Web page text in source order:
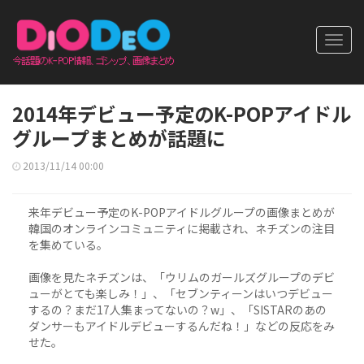
2014年デビュー予定のK-POPアイドル
グループまとめが話題に
2013/11/14 00:00
来年デビュー予定のK-POPアイドルグループの画像まとめが
韓国のオンラインコミュニティに掲載され、ネチズンの注目
を集めている。
画像を見たネチズンは、「ウリムのガールズグループのデビ
ューがとても楽しみ！」、「セブンティーンはいつデビュー
するの？まだ17人集まってないの？w」、「SISTARのあの
ダンサーもアイドルデビューするんだね！」などの反応をみ
せた。